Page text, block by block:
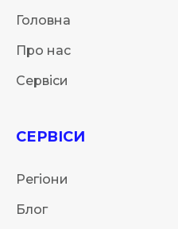
Головна
Про нас
Сервіси
СЕРВІСИ
Регіони
Блог